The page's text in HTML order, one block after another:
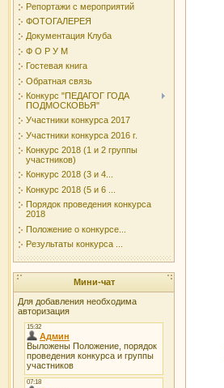
Репортажи с мероприятий
ФОТОГАЛЕРЕЯ
Документация Клуба
Ф О Р У М
Гостевая книга
Обратная связь
Конкурс "ПЕДАГОГ ГОДА
ПОДМОСКОВЬЯ"
Участники конкурса 2017
Участники конкурса 2016 г.
Конкурс 2018 (1 и 2 группы
участников)
Конкурс 2018 (3 и 4...
Конкурс 2018 (5 и 6 ...
Порядок проведения конкурса
2018
Положение о конкурсе...
Результаты конкурса ...
Мини-чат
Для добавления необходима
авторизация